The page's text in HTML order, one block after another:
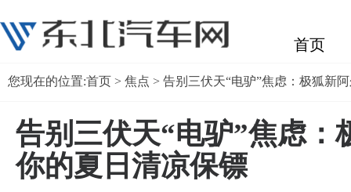
首页
您现在的位置:首页 > 焦点 > 告别三伏天“电驴”焦虑：极狐新
告别三伏天“电驴”焦虑：
你的夏日清凉保镖